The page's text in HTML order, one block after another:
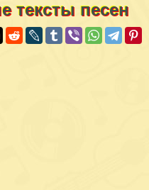
тексты песен